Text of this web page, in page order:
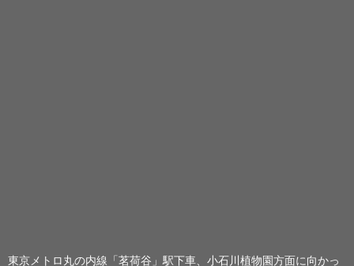
東京メトロ丸の内線「茗荷谷」駅下車、小石川植物園方面に向かっ